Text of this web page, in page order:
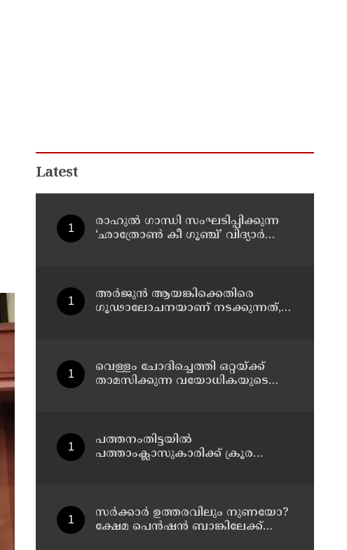
Latest
രാഹുൽ ഗാന്ധി സംഘടിപ്പിക്കുന്ന
‘ഛാത്രോൺ കീ ഗൂഞ്ച്’ വിദ്യാർത്ഥി
അർജുൻ ആയങ്കിക്കെതിരെ
ഗൂഢാലോചനയാണ് നടക്കുന്നത്,
ശശിധരൻ
വെള്ളം ചോദിച്ചെത്തി ഒറ്റയ്ക്ക്
താമസിക്കുന്ന വയോധികയുടെ
പത്തനംതിട്ടയിൽ
പത്താംക്ലാസുകാരിക്ക് ക്രൂര
സര്‍ക്കാര്‍ ഉത്തരവിലും നുണയോ?
ക്ഷേമ പെന്‍ഷന്‍ ബാങ്കിലേക്ക്